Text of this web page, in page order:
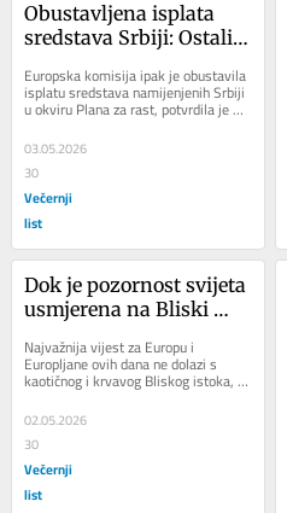
Obustavljena isplata
sredstava Srbiji: Ostali
europskog novca
Europska komisija ipak je obustavila
isplatu sredstava namijenjenih Srbiji
u okviru Plana za rast, potvrdila je
europska povjerenica za proširenje,...
03.05.2026
30
Večernji
list
Dok je pozornost svijeta
usmjerena na Bliski
mijenjaju tijek rata, a
Putin nikad nije bio
Najvažnija vijest za Europu i
Europljane ovih dana ne dolazi s
kaotičnog i krvavog Bliskog istoka,
nego iz zaboravljene Ukrajine, koja
je...
02.05.2026
30
Večernji
list